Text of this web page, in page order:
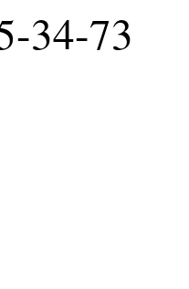
34-73